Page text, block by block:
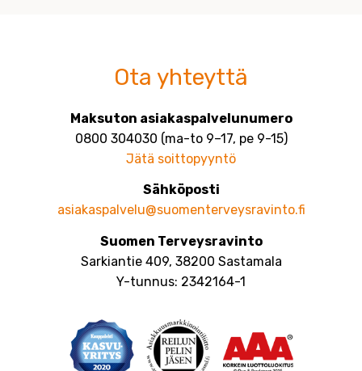
Ota yhteyttä
Maksuton asiakaspalvelunumero
0800 304030 (ma-to 9–17, pe 9-15)
Jätä soittopyyntö
Sähköposti
asiakaspalvelu@suomenterveysravinto.fi
Suomen Terveysravinto
Sarkiantie 409, 38200 Sastamala
Y-tunnus: 2342164-1